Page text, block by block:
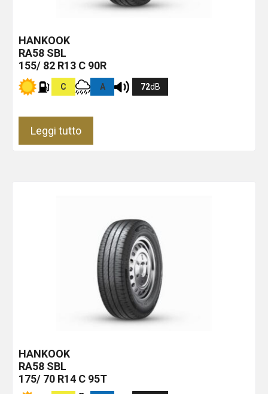
HANKOOK
RA58 SBL
155/ 82 R13 C 90R
C A 72dB
Leggi tutto
HANKOOK
RA58 SBL
175/ 70 R14 C 95T